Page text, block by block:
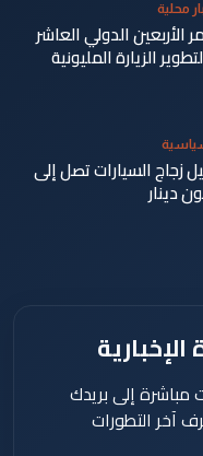
محلية
الأربعين الدولي العاشر
الزيارة المليونية
زجاج السيارات تصل إلى
دينار
مباشرة إلى بريدك
آخر التطورات